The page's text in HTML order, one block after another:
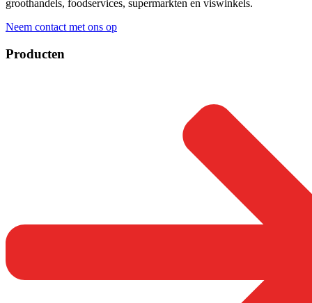
groothandels, foodservices, supermarkten en viswinkels.
Neem contact met ons op
Producten